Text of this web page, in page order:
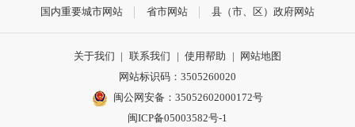
国内重要城市网站 省市网站 县（市、区）政府网站
关于我们 | 联系我们 | 使用帮助 | 网站地图
网站标识码：3505260020
闽公网安备：35052602000172号
闽ICP备05003582号-1